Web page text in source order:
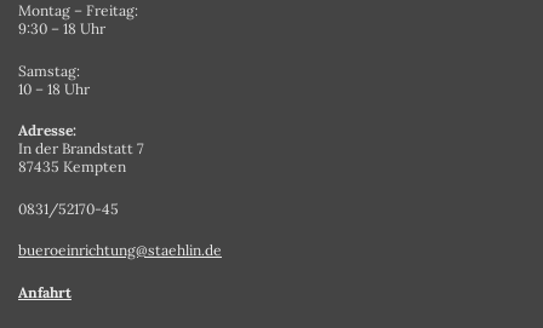
Montag – Freitag:
9:30 – 18 Uhr
Samstag:
10 – 18 Uhr
Adresse:
In der Brandstatt 7
87435 Kempten
0831/52170-45
bueroeinrichtung@staehlin.de
Anfahrt